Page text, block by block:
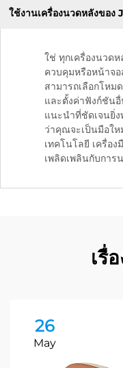
ใช้งานเครื่องนวดหลังของ
ใช่ ทุกเครื่องนวดห
ควบคุมหรือหน้าจอ
สามารถเลือกโห
และตั้งค่าฟังก์ชันอื่
แนะนำที่ชัดเจนยิ่ง
ว่าคุณจะเป็นมือใ
เทคโนโลยี เครื่อ
เพลิดเพลินกับกา
เรื่
26
May